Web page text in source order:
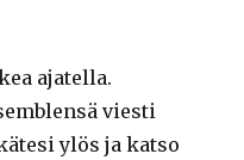
ajatella.
viesti
ylös ja katso